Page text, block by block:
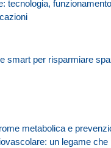
tecnologia,
smart per risparmiare
metabolica e
un legame che